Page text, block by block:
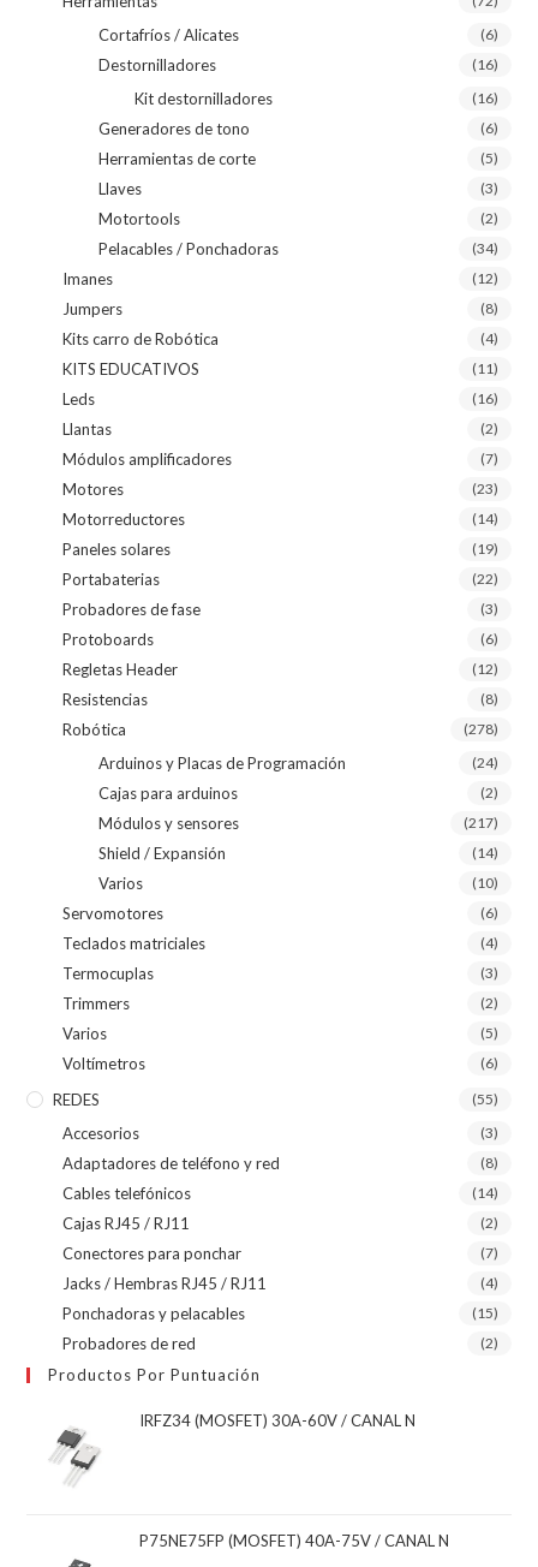
Cortafríos / Alicates (6)
Destornilladores (16)
Kit destornilladores (16)
Generadores de tono (6)
Herramientas de corte (5)
Llaves (3)
Motortools (2)
Pelacables / Ponchadoras (34)
Imanes (12)
Jumpers (8)
Kits carro de Robótica (4)
KITS EDUCATIVOS (11)
Leds (16)
Llantas (2)
Módulos amplificadores (7)
Motores (23)
Motorreductores (14)
Paneles solares (19)
Portabaterias (22)
Probadores de fase (3)
Protoboards (6)
Regletas Header (12)
Resistencias (8)
Robótica (278)
Arduinos y Placas de Programación (24)
Cajas para arduinos (2)
Módulos y sensores (217)
Shield / Expansión (14)
Varios (10)
Servomotores (6)
Teclados matriciales (4)
Termocuplas (3)
Trimmers (2)
Varios (5)
Voltímetros (6)
REDES (55)
Accesorios (3)
Adaptadores de teléfono y red (8)
Cables telefónicos (14)
Cajas RJ45 / RJ11 (2)
Conectores para ponchar (7)
Jacks / Hembras RJ45 / RJ11 (4)
Ponchadoras y pelacables (15)
Probadores de red (2)
Productos Por Puntuación
IRFZ34 (MOSFET) 30A-60V / CANAL N
P75NE75FP (MOSFET) 40A-75V / CANAL N